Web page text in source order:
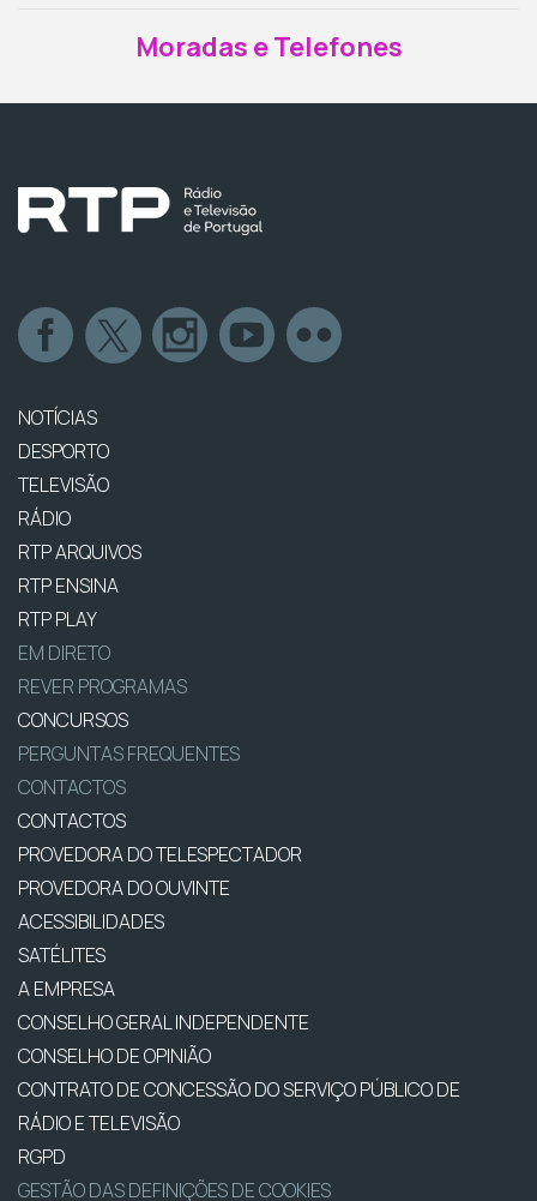
Moradas e Telefones
NOTÍCIAS
DESPORTO
TELEVISÃO
RÁDIO
RTP ARQUIVOS
RTP ENSINA
RTP PLAY
EM DIRETO
REVER PROGRAMAS
CONCURSOS
PERGUNTAS FREQUENTES
CONTACTOS
CONTACTOS
PROVEDORA DO TELESPECTADOR
PROVEDORA DO OUVINTE
ACESSIBILIDADES
SATÉLITES
A EMPRESA
CONSELHO GERAL INDEPENDENTE
CONSELHO DE OPINIÃO
CONTRATO DE CONCESSÃO DO SERVIÇO PÚBLICO DE
RÁDIO E TELEVISÃO
RGPD
GESTÃO DAS DEFINIÇÕES DE COOKIES